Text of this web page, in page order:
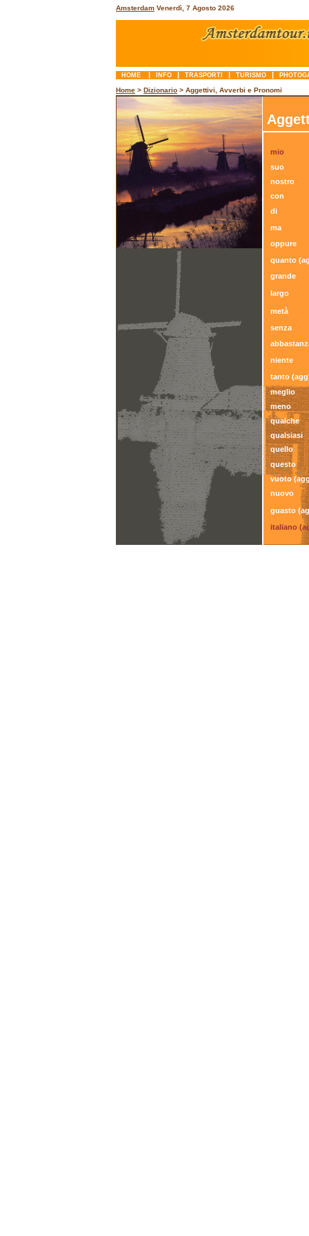
Amsterdam Venerdì, 7 Agosto 2026
HOME | INFO | TRASPORTI | TURISMO |
Home > Dizionario > Aggettivi, Avverbi e Pronomi
mio
suo
nostro
con
di
ma
oppure
quanto
grande
largo
metà
senza
niente
tanto
meglio
meno
qualche
qualsiasi
quello
questo
vuoto
nuovo
guasto
italiano